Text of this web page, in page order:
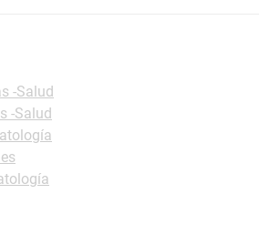
-Salud
-Salud